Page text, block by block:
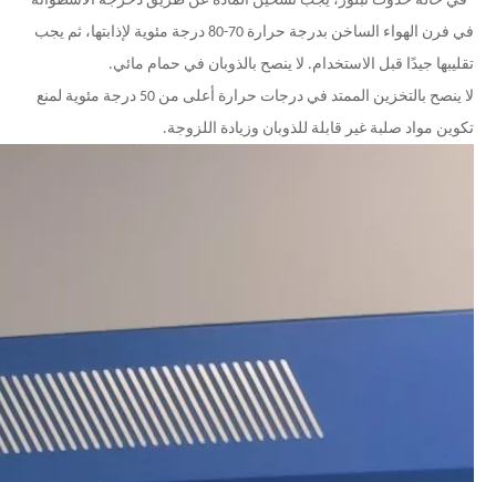
في فرن الهواء الساخن بدرجة حرارة 70-80 درجة مئوية لإذابتها، ثم يجب
تقليبها جيدًا قبل الاستخدام. لا ينصح بالذوبان في حمام مائي.
لا ينصح بالتخزين الممتد في درجات حرارة أعلى من 50 درجة مئوية لمنع
تكوين مواد صلبة غير قابلة للذوبان وزيادة اللزوجة.